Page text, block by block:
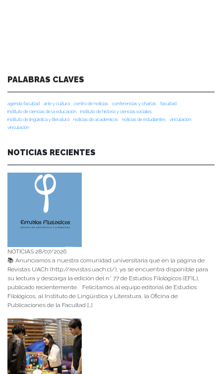
PALABRAS CLAVES
agenda facultad arte y cultura centro de noticias conferencias y charlas
facultad
instituto de ciencias de la educación
instituto de historia y ciencias sociales
instituto de lingüística y literatura
noticias de académicos noticias de estudiantes
vinculacion
vinculación
NOTICIAS RECIENTES
NOTICIAS 28/07/2026
📚 Anunciamos a nuestra comunidad universitaria que en la página de
Revistas UACh (http://revistas.uach.cl/), ya se encuentra disponible para
su lectura y descarga la edición del n° 77 de Estudios Filológicos (EFIL),
publicado recientemente. Felicitamos al equipo editorial de Estudios
Filológicos, al Instituto de Lingüística y Literatura, la Oficina de
Publicaciones de la Facultad […]